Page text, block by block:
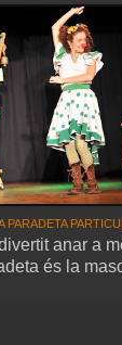
PARADETA
anar a
és la